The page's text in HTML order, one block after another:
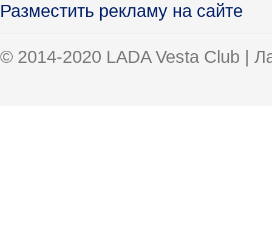
Разместить рекламу на сайте
© 2014-2020 LADA Vesta Club |